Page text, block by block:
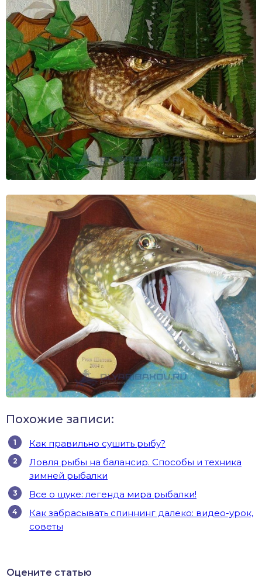
Похожие записи:
Как правильно сушить рыбу?
Ловля рыбы на балансир. Способы и техника
зимней рыбалки
Все о щуке: легенда мира рыбалки!
Как забрасывать спиннинг далеко: видео-урок,
советы
Оцените статью